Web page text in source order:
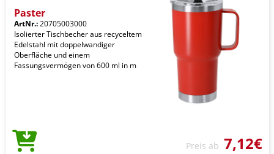
Paster
ArtNr.:20705003000
Isolierter Tischbecher aus recyceltem
Edelstahl mit doppelwandiger
Oberfläche und einem
Fassungsvermögen von 600 ml in m
Preis ab 7,12€